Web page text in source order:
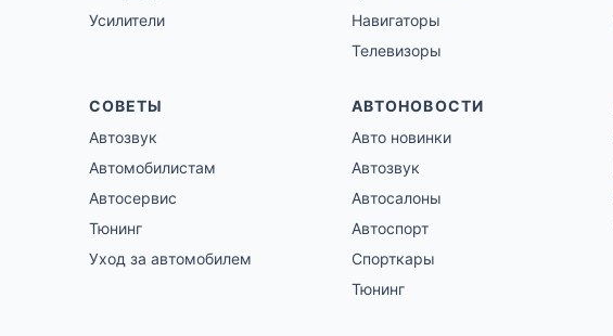
Усилители
Навигаторы
Телевизоры
СОВЕТЫ
Автозвук
Автомобилистам
Автосервис
Тюнинг
Уход за автомобилем
АВТОНОВОСТИ
Авто новинки
Автозвук
Автосалоны
Автоспорт
Спорткары
Тюнинг